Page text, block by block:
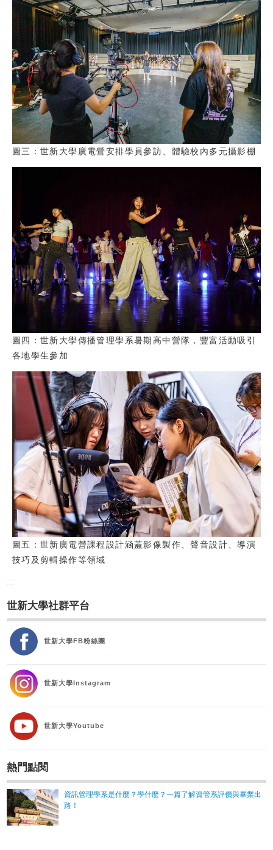
圖三：世新大學廣電營安排學員參訪、體驗校內多元攝影棚
圖四：世新大學傳播管理學系暑期高中營隊，豐富活動吸引
各地學生參加
圖五：世新廣電營課程設計涵蓋影像製作、聲音設計、導演
技巧及剪輯操作等領域
世新大學社群平台
世新大學FB粉絲團
世新大學Instagram
世新大學Youtube
熱門點閱
資訊管理學系是什麼？學什麼？一篇了解資管系評價與畢業出
路！